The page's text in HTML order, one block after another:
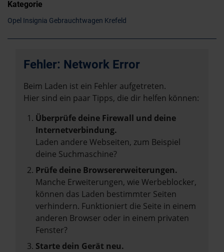
Kategorie
Opel Insignia Gebrauchtwagen Krefeld
Fehler: Network Error
Beim Laden ist ein Fehler aufgetreten.
Hier sind ein paar Tipps, die dir helfen können:
Überprüfe deine Firewall und deine
Internetverbindung.
Laden andere Webseiten, zum Beispiel
deine Suchmaschine?
Prüfe deine Browsererweiterungen.
Manche Erweiterungen, wie Werbeblocker,
können das Laden bestimmter Seiten
verhindern. Funktioniert die Seite in einem
anderen Browser oder in einem privaten
Fenster?
Starte dein Gerät neu.